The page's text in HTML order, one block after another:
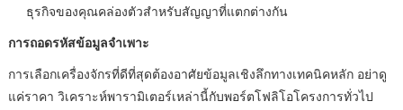
ธุรกิจของคุณคล่องตัวสำหรับสัญญาที่แตกต่างกัน
การถอดรหัสข้อมูลจำเพาะ
การเลือกเครื่องจักรที่ดีที่สุดต้องอาศัยข้อมูลเชิงลึกทางเทคนิคหลัก อย่าดู
แค่ราคา วิเคราะห์พารามิเตอร์เหล่านี้กับพอร์ตโฟลิโอโครงการทั่วไป